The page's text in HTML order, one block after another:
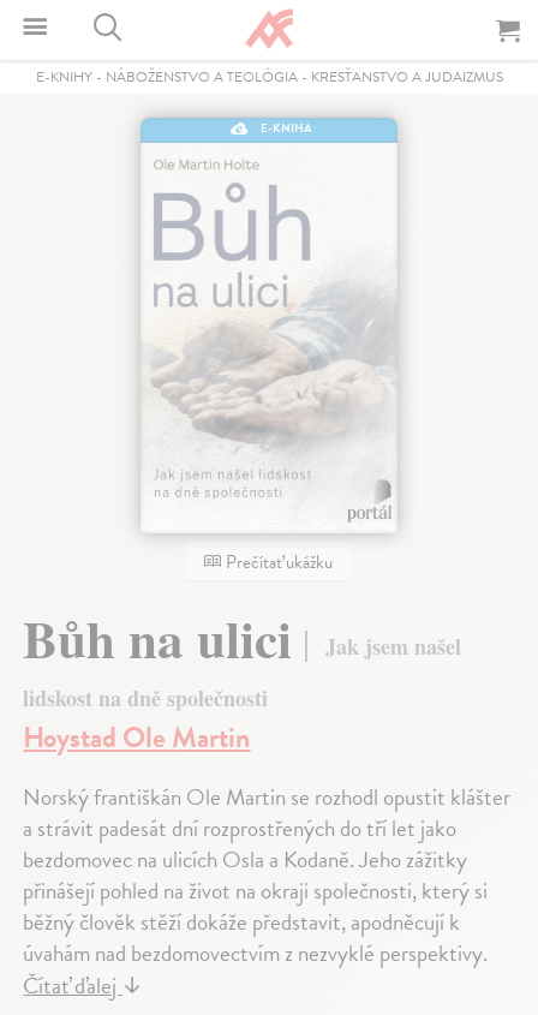
E-KNIHY- NÁBOŽENSTVO A TEOLÓGIA- KRESŤANSTVO A JUDAIZMUS
E-KNIHA
Prečítať ukážku
Bůh na ulici
Jak jsem našel
lidskost na dně společnosti
Hoystad Ole Martin
Norský františkán Ole Martin se rozhodl opustit klášter
a strávit padesát dní rozprostřených do tří let jako
bezdomovec na ulicích Osla a Kodaně. Jeho zážitky
přinášejí pohled na život na okraji společnosti, který si
běžný člověk stěží dokáže představit, apodněcují k
úvahám nad bezdomovectvím z nezvyklé perspektivy.
Čítať ďalej↓